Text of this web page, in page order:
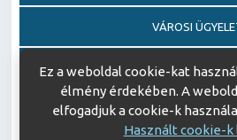
VÁROSI
EGÉSZSÉGFEJLESZTŐ
AJÁNDÉKOZÁSI
Ez a weboldal cookie-kat
élmény érdekében. A
elfogadjuk a cookie-k
Használt cookie-k